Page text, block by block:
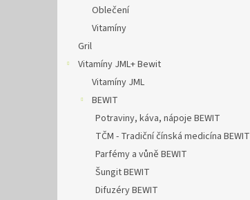
Oblečení
Vitamíny
Gril
Vitamíny JML+ Bewit
Vitamíny JML
BEWIT
Potraviny, káva, nápoje BEWIT
TČM - Tradiční čínská medicína BEWIT
Parfémy a vůně BEWIT
Šungit BEWIT
Difuzéry BEWIT